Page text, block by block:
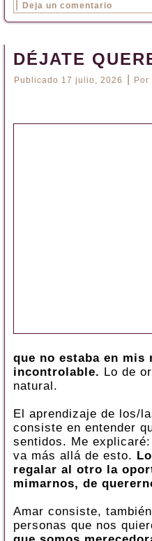
Deja un comentario
DÉJATE
Publicado 17 julio, 2026 Por
que no estaba en
incontrolable. Lo de
natural.
El aprendizaje de los/
consiste en entender
sentidos. Me
va más allá de esto.
regalar al otro la
mimarnos, de
Amar consiste,
personas que nos